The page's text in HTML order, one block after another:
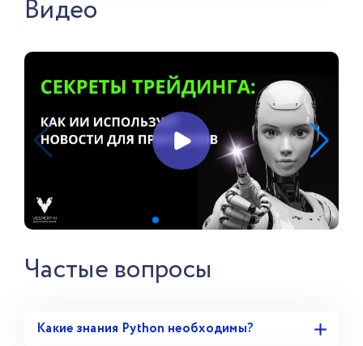
Видео
Частые вопросы
Какие знания Python необходимы?